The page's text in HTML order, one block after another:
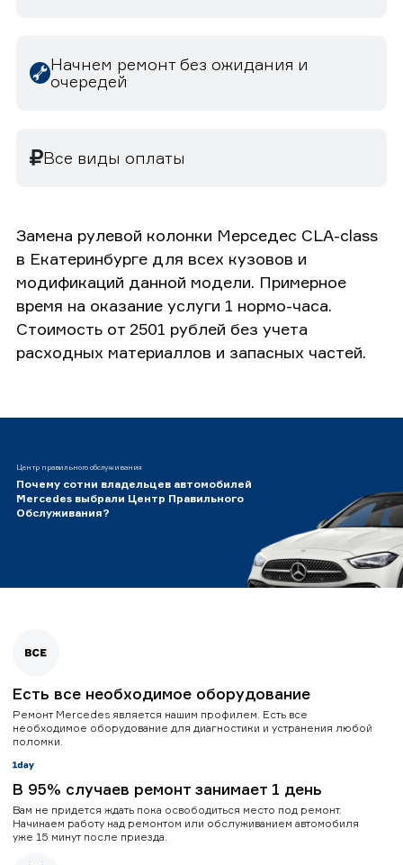
Начнем ремонт без ожидания и
очередей
Все виды оплаты
Замена рулевой колонки Мерседес CLA-class
в Екатеринбурге для всех кузовов и
модификаций данной модели. Примерное
время на оказание услуги 1 нормо-часа.
Стоимость от 2501 рублей без учета
расходных материаллов и запасных частей.
Центр правильного обслуживания
Почему сотни владельцев автомобилей
Mercedes выбрали Центр Правильного
Обслуживания?
Есть все необходимое оборудование
Ремонт Mercedes является нашим профилем. Есть все
необходимое оборудование для диагностики и устранения любой
поломки.
В 95% случаев ремонт занимает 1 день
Вам не придется ждать пока освободиться место под ремонт.
Начинаем работу над ремонтом или обслуживанием автомобиля
уже 15 минут после приезда.